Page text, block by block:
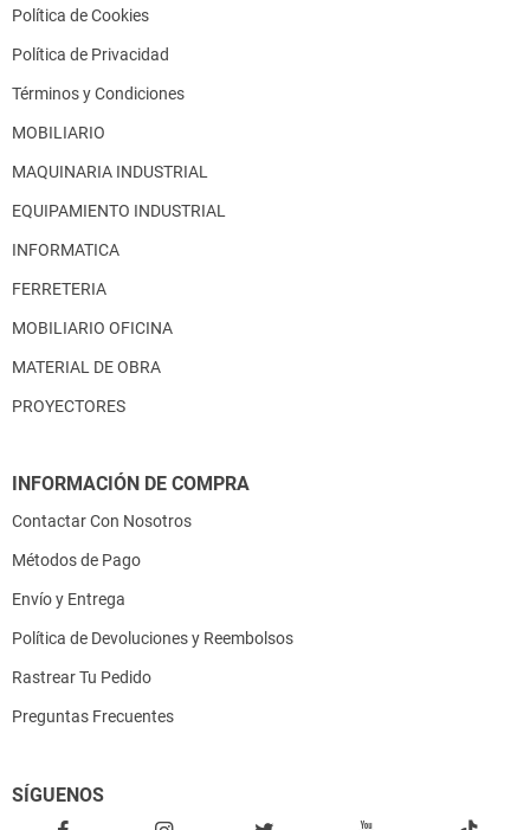
Política de Cookies
Política de Privacidad
Términos y Condiciones
MOBILIARIO
MAQUINARIA INDUSTRIAL
EQUIPAMIENTO INDUSTRIAL
INFORMATICA
FERRETERIA
MOBILIARIO OFICINA
MATERIAL DE OBRA
PROYECTORES
INFORMACIÓN DE COMPRA
Contactar Con Nosotros
Métodos de Pago
Envío y Entrega
Política de Devoluciones y Reembolsos
Rastrear Tu Pedido
Preguntas Frecuentes
SÍGUENOS